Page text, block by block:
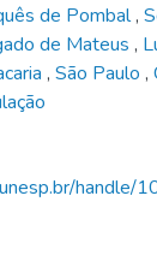
de Pombal,
de Mateus ,
, São Paulo ,
handle/